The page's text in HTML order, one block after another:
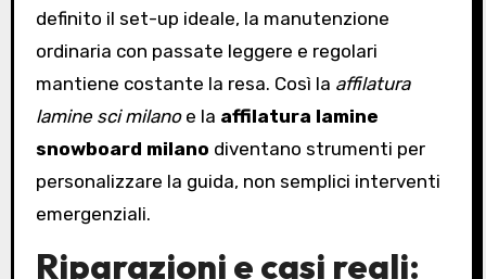
definito il set-up ideale, la manutenzione
ordinaria con passate leggere e regolari
mantiene costante la resa. Così la affilatura
lamine sci milanoe la affilatura lamine
snowboard milano diventano strumenti per
personalizzare la guida, non semplici interventi
emergenziali.
Riparazioni e casi reali: